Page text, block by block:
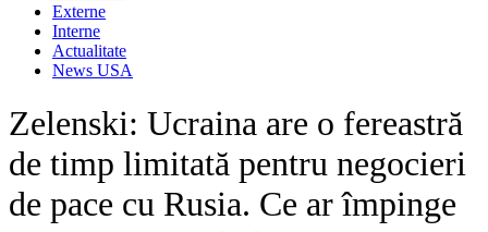
Externe
Interne
Actualitate
News USA
Zelenski: Ucraina are o fereastră
de timp limitată pentru negocieri
de pace cu Rusia. Ce ar împinge